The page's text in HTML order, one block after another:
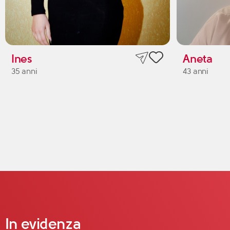
Ines
35 anni
Aneta
43 anni
In evidenza